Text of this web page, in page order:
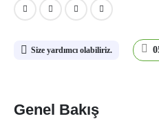
Size yardımcı olabiliriz.
Genel Bakış